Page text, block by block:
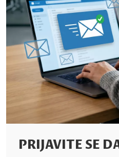
PRIJAVITE SE